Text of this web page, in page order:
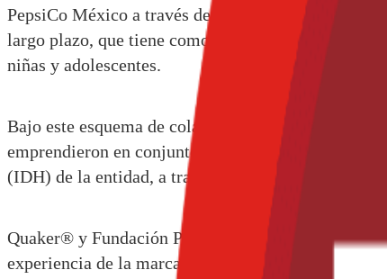
PepsiCo México a través de Quaker®, y de la
largo plazo, que tiene como objetivo unir
niñas y adolescentes.
Bajo este esquema de colaboración, Quaker®
emprendieron en conjunto desde 2011 para
(IDH) de la entidad, a través de acciones que
Quaker® y Fundación PepsiCo México
experiencia de la marca en temas de nutrición y el